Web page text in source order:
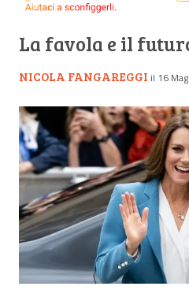
La favola e il
NICOLA FANGAREGGI il 16